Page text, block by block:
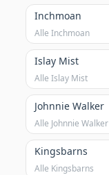
Inchmoan
Alle Inchmoan
Islay Mist
Alle Islay Mist
Johnnie Walker
Alle Johnnie Walker
Kingsbarns
Alle Kingsbarns